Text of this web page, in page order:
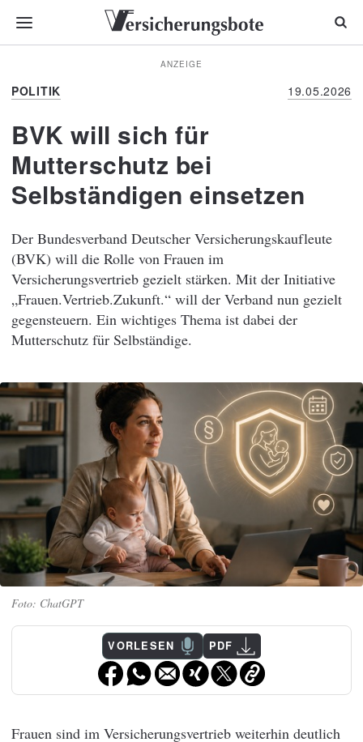
ANZEIGE
POLITIK 19.05.2026
BVK will sich für
Mutterschutz bei
Selbständigen einsetzen
Der Bundesverband Deutscher Versicherungskaufleute
(BVK) will die Rolle von Frauen im
Versicherungsvertrieb gezielt stärken. Mit der Initiative
„Frauen.Vertrieb.Zukunft.“ will der Verband nun gezielt
gegensteuern. Ein wichtiges Thema ist dabei der
Mutterschutz für Selbständige.
ChatGPT
VORLESEN PDF
Frauen sind im Versicherungsvertrieb weiterhin deutlich